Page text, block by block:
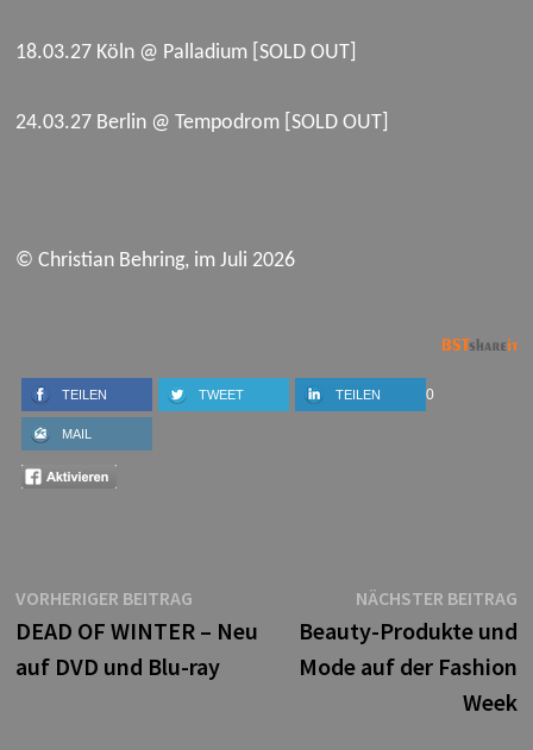
18.03.27 Köln @ Palladium [SOLD OUT]
24.03.27 Berlin @ Tempodrom [SOLD OUT]
© Christian Behring, im Juli 2026
TEILEN TWEET 0
TEILEN
MAIL
Beitragsnavigation
VORHERIGER BEITRAGVorheriger
Beitrag:
DEAD OF WINTER – Neu
auf DVD und Blu-ray
NÄCHSTER BEITRAG
Beauty-Produkte und
Mode auf der Fashion
Week